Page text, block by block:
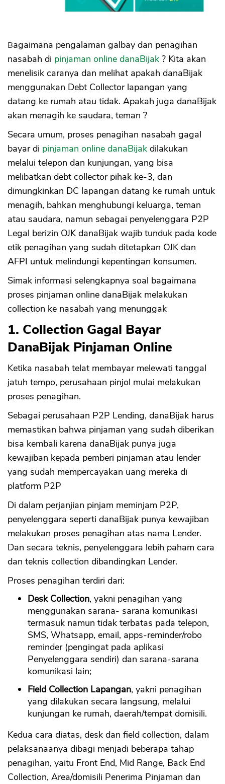
Bagaimana pengalaman galbay dan penagihan
nasabah di pinjaman online danaBijak ? Kita akan
menelisik caranya dan melihat apakah danaBijak
menggunakan Debt Collector lapangan yang
datang ke rumah atau tidak. Apakah juga danaBijak
akan menagih ke saudara, teman ?
Secara umum, proses penagihan nasabah gagal
bayar di pinjaman online danaBijak dilakukan
melalui telepon dan kunjungan, yang bisa
melibatkan debt collector pihak ke-3, dan
dimungkinkan DC lapangan datang ke rumah untuk
menagih, bahkan menghubungi keluarga, teman
atau saudara, namun sebagai penyelenggara P2P
Legal berizin OJK danaBijak wajib tunduk pada kode
etik penagihan yang sudah ditetapkan OJK dan
AFPI untuk melindungi kepentingan konsumen.
Simak informasi selengkapnya soal bagaimana
proses pinjaman online danaBijak melakukan
collection ke nasabah yang menunggak
1. Collection Gagal Bayar
DanaBijak Pinjaman Online
Ketika nasabah telat membayar melewati tanggal
jatuh tempo, perusahaan pinjol mulai melakukan
proses penagihan.
Sebagai perusahaan P2P Lending, danaBijak harus
memastikan bahwa pinjaman yang sudah diberikan
bisa kembali karena danaBijak punya juga
kewajiban kepada pemberi pinjaman atau lender
yang sudah mempercayakan uang mereka di
platform P2P
Di dalam perjanjian pinjam meminjam P2P,
penyelenggara seperti danaBijak punya kewajiban
melakukan proses penagihan atas nama Lender.
Dan secara teknis, penyelenggara lebih paham cara
dan teknis collection dibandingkan Lender.
Proses penagihan terdiri dari:
Desk Collection, yakni penagihan yang
menggunakan sarana- sarana komunikasi
termasuk namun tidak terbatas pada telepon,
SMS, Whatsapp, email, apps-reminder/robo
reminder (pengingat pada aplikasi
Penyelenggara sendiri) dan sarana-sarana
komunikasi lain;
Field Collection Lapangan, yakni penagihan
yang dilakukan secara langsung, melalui
kunjungan ke rumah, daerah/tempat domisili.
Kedua cara diatas, desk dan field collection, dalam
pelaksanaanya dibagi menjadi beberapa tahap
penagihan, yaitu Front End, Mid Range, Back End
Collection, Area/domisili Penerima Pinjaman dan